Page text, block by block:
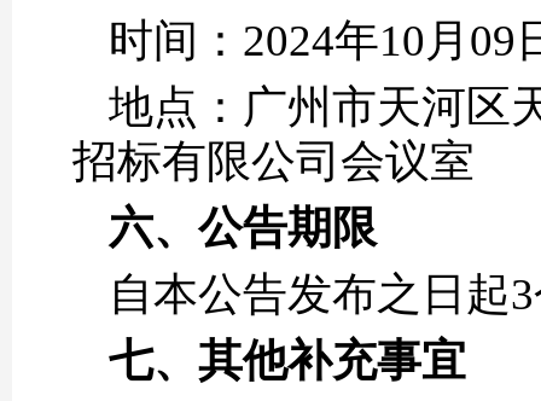
时间：2024年10月09
地点：广州市天河区
招标有限公司会议室
六、公告期限
自本公告发布之日起
七、其他补充事宜